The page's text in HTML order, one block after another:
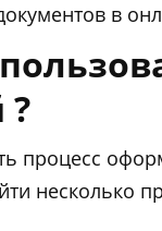
в
?
процесс
несколько